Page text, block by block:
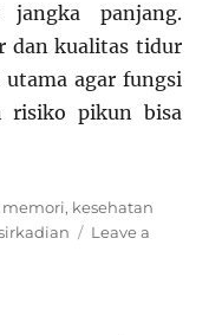
jangka panjang.
dan kualitas tidur
agar fungsi
risiko pikun bisa
, kesehatan
Leave a